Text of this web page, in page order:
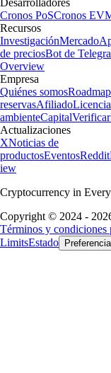
Desarrolladores
Cronos PoSCronos
Recursos
InvestigaciónMercado
de preciosBot de
Overview
Empresa
Quiénes somosRoadmap
reservasAfiliado
ambienteCapitalVerificar
Actualizaciones
XNoticias de
productosEventosReddit
iew
Cryptocurrency in
Copyright © 2024 -
Términos y condiciones
LimitsEstado